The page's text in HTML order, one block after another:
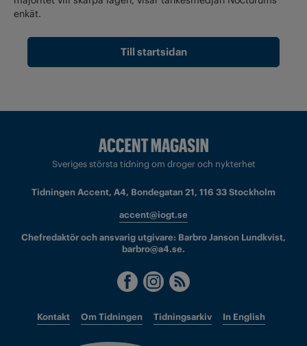
enkät.
Till startsidan
Sveriges största tidning om droger och nykterhet
Tidningen Accent, A4, Bondegatan 21, 116 33 Stockholm
accent@iogt.se
Chefredaktör och ansvarig utgivare: Barbro Janson Lundkvist,
barbro@a4.se.
Kontakt Om Tidningen Tidningsarkiv In English